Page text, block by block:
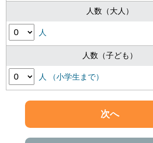
人数（大人）
人
人数（子ども）
人 （小学生まで）
次へ